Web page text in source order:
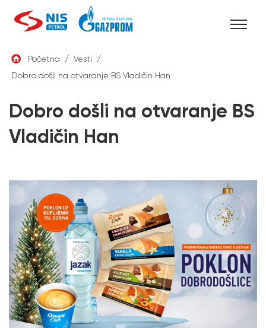
Skip
content
Početna / Vesti
/
Dobro došli na otvaranje BS Vladičin Han
Dobro došli na otvaranje BS
Vladičin Han